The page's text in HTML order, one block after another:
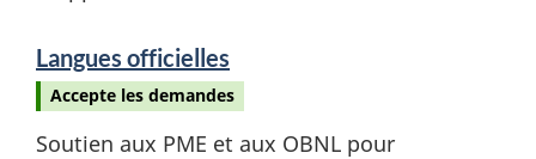
Langues officielles
Accepte les demandes
Soutien aux PME et aux OBNL pour